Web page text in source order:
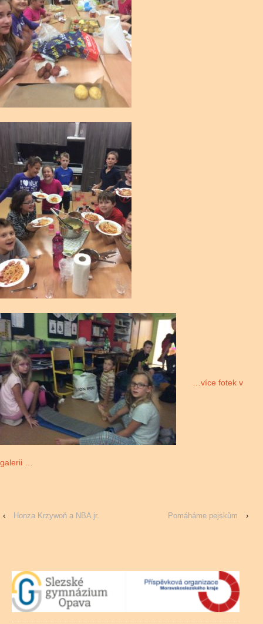
…více fotek v
galerii …
‹ Honza Krzywoň a NBA jr. Pomáháme pejskům ›